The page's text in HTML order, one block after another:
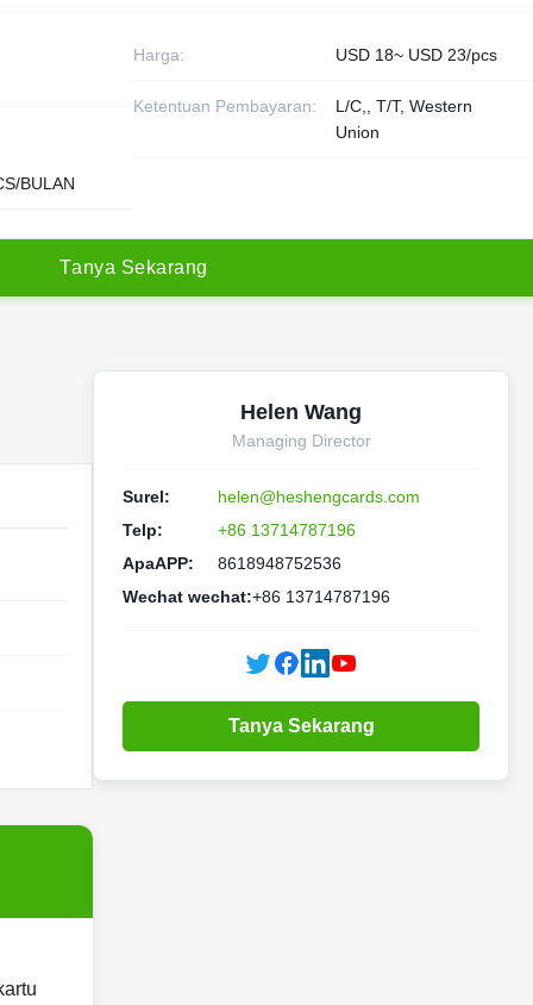
Harga: USD 18~ USD 23/pcs
Ketentuan Pembayaran:
L/C,, T/T, Western
Union
BULAN
Tanya Sekarang
Helen Wang
Managing Director
Surel:
helen@heshengcards.com
Telp:
+86 13714787196
ApaAPP:
8618948752536
Wechat wechat:+86 13714787196
Tanya Sekarang